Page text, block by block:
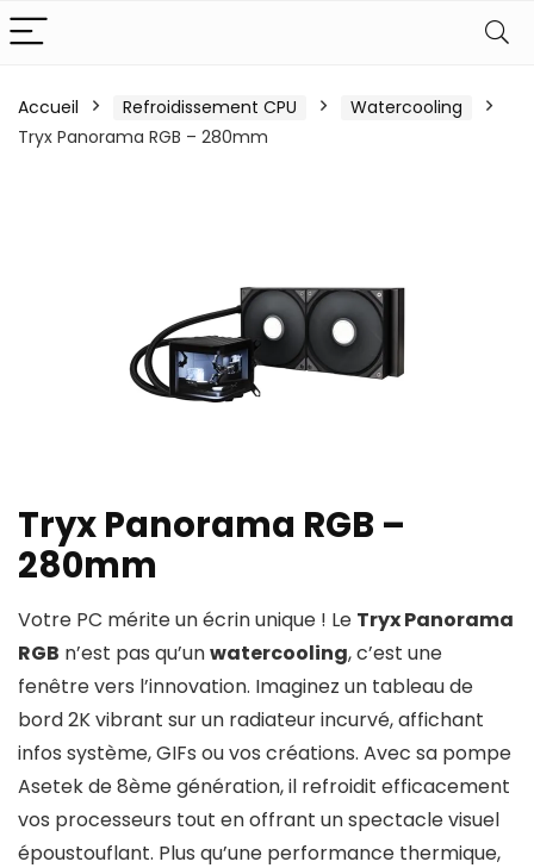
Accueil Refroidissement CPU
Watercooling
Tryx Panorama RGB – 280mm
Tryx Panorama RGB –
280mm
Votre PC mérite un écrin unique ! Le Tryx Panorama
RGB n’est pas qu’unwatercooling, c’est une
fenêtre vers l’innovation. Imaginez un tableau de
bord 2K vibrant sur un radiateur incurvé, affichant
infos système, GIFs ou vos créations. Avec sa pompe
Asetek de 8ème génération, il refroidit efficacement
vos processeurs tout en offrant un spectacle visuel
époustouflant. Plus qu’une performance thermique,